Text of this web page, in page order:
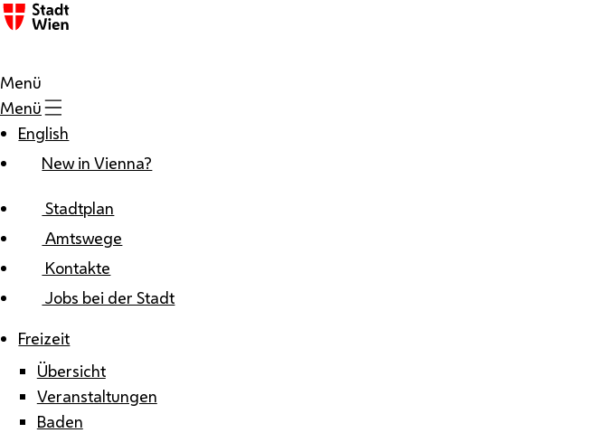
Zum Inhalt
Menü
Menü
English
New in Vienna?
Stadtplan
Amtswege
Kontakte
Jobs bei der Stadt
Freizeit
Übersicht
Veranstaltungen
Baden